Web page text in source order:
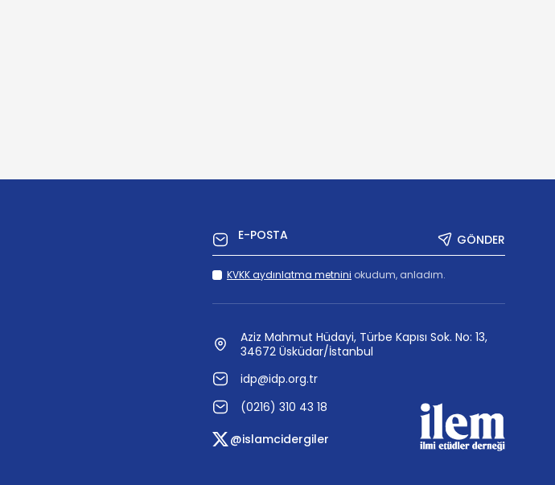
GÖNDER
KVKK aydınlatma metnini okudum, anladım.
Aziz Mahmut Hüdayi, Türbe Kapısı Sok. No: 13,
34672 Üsküdar/İstanbul
idp@idp.org.tr
(0216) 310 43 18
@islamcidergiler